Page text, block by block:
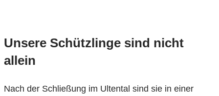
Unsere Schützlinge sind nicht
allein
Nach der Schließung im Ultental sind sie in einer